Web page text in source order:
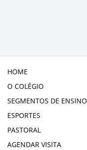
HOME
O COLÉGIO
SEGMENTOS DE ENSINO
ESPORTES
PASTORAL
AGENDAR VISITA